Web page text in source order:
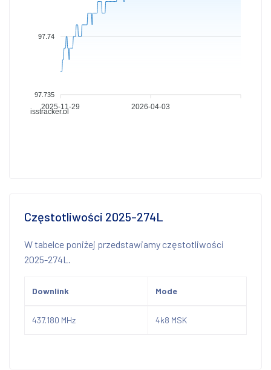
isstracker.pl
97.74
97.735
2025-11-29 2026-04-03
Częstotliwości 2025-274L
W tabelce poniżej przedstawiamy częstotliwości
2025-274L.
Downlink Mode
437.180 MHz 4k8 MSK